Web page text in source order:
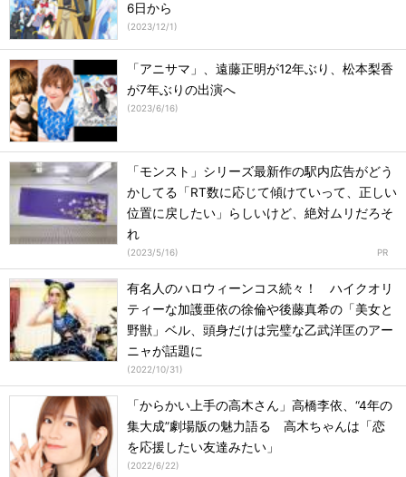
6日から
(2023/12/1)
「アニサマ」、遠藤正明が12年ぶり、松本梨香
が7年ぶりの出演へ
(2023/6/16)
「モンスト」シリーズ最新作の駅内広告がどう
かしてる「RT数に応じて傾けていって、正しい
位置に戻したい」らしいけど、絶対ムリだろそ
れ
(2023/5/16)
有名人のハロウィーンコス続々！ ハイクオリ
ティーな加護亜依の徐倫や後藤真希の「美女と
野獣」ベル、頭身だけは完璧な乙武洋匡のアー
ニャが話題に
(2022/10/31)
「からかい上手の高木さん」高橋李依、“4年の
集大成”劇場版の魅力語る 高木ちゃんは「恋
を応援したい友達みたい」
(2022/6/22)